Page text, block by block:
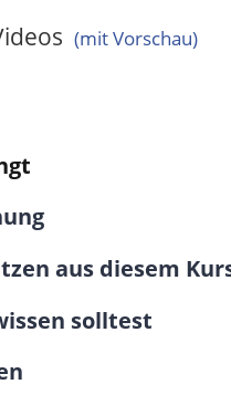
(mit Vorschau)
aus diesem
solltest